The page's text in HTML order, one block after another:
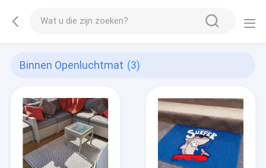
Binnen Openluchtmat (3)